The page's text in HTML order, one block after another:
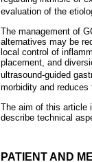
evaluation of the
The management of
alternatives may be
local control of
placement, and
ultrasound-guided
morbidity and
The aim of this article
describe technical
PATIENT AND